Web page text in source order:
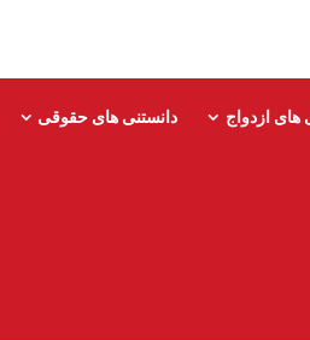
های ازدواج دانستنی های حقوقی